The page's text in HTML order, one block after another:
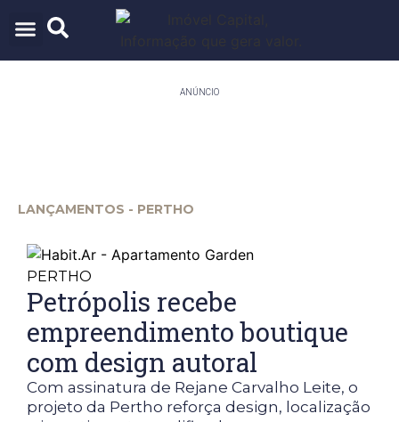
ANÚNCIO
LANÇAMENTOS - PERTHO
PERTHO
Petrópolis recebe
empreendimento boutique
com design autoral
Com assinatura de Rejane Carvalho Leite, o
projeto da Pertho reforça design, localização